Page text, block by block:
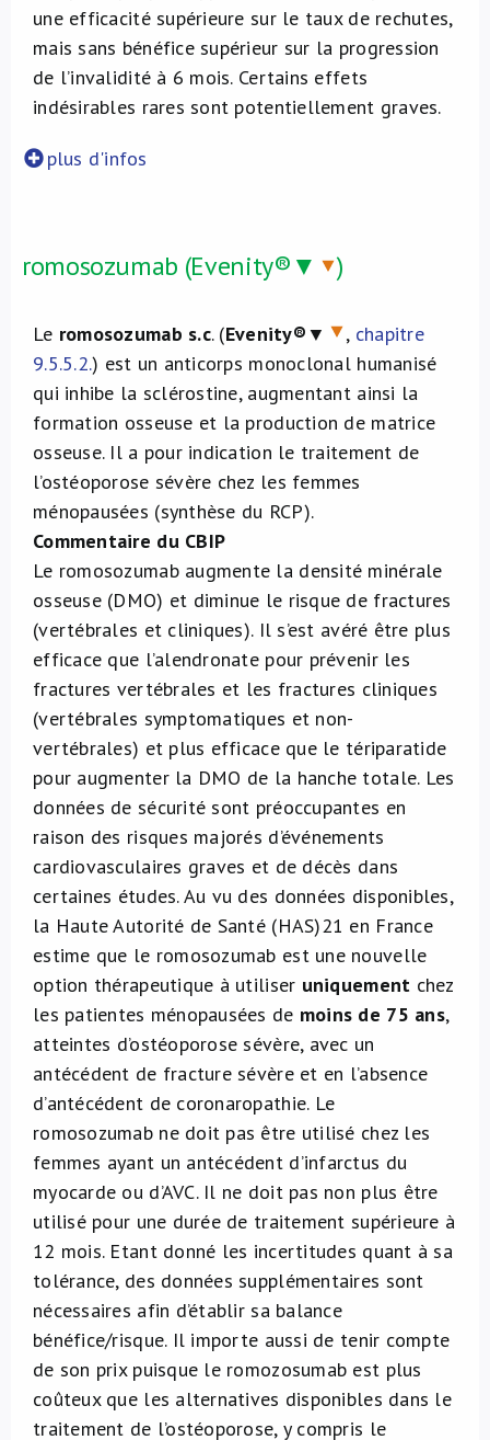
une efficacité supérieure sur le taux de rechutes,
mais sans bénéfice supérieur sur la progression
de l’invalidité à 6 mois. Certains effets
indésirables rares sont potentiellement graves.
plus d'infos
romosozumab (Evenity®▼ )
Le romosozumab s.c. (Evenity®▼ , chapitre
9.5.5.2.) est un anticorps monoclonal humanisé
qui inhibe la sclérostine, augmentant ainsi la
formation osseuse et la production de matrice
osseuse. Il a pour indication le traitement de
l’ostéoporose sévère chez les femmes
ménopausées (synthèse du RCP).
Commentaire du CBIP
Le romosozumab augmente la densité minérale
osseuse (DMO) et diminue le risque de fractures
(vertébrales et cliniques). Il s’est avéré être plus
efficace que l’alendronate pour prévenir les
fractures vertébrales et les fractures cliniques
(vertébrales symptomatiques et non-
vertébrales) et plus efficace que le tériparatide
pour augmenter la DMO de la hanche totale. Les
données de sécurité sont préoccupantes en
raison des risques majorés d’événements
cardiovasculaires graves et de décès dans
certaines études. Au vu des données disponibles,
la Haute Autorité de Santé (HAS)21 en France
estime que le romosozumab est une nouvelle
option thérapeutique à utiliser uniquement chez
les patientes ménopausées de moins de 75 ans,
atteintes d’ostéoporose sévère, avec un
antécédent de fracture sévère et en l’absence
d’antécédent de coronaropathie. Le
romosozumab ne doit pas être utilisé chez les
femmes ayant un antécédent d’infarctus du
myocarde ou d’AVC. Il ne doit pas non plus être
utilisé pour une durée de traitement supérieure à
12 mois. Etant donné les incertitudes quant à sa
tolérance, des données supplémentaires sont
nécessaires afin d’établir sa balance
bénéfice/risque. Il importe aussi de tenir compte
de son prix puisque le romozosumab est plus
coûteux que les alternatives disponibles dans le
traitement de l’ostéoporose, y compris le